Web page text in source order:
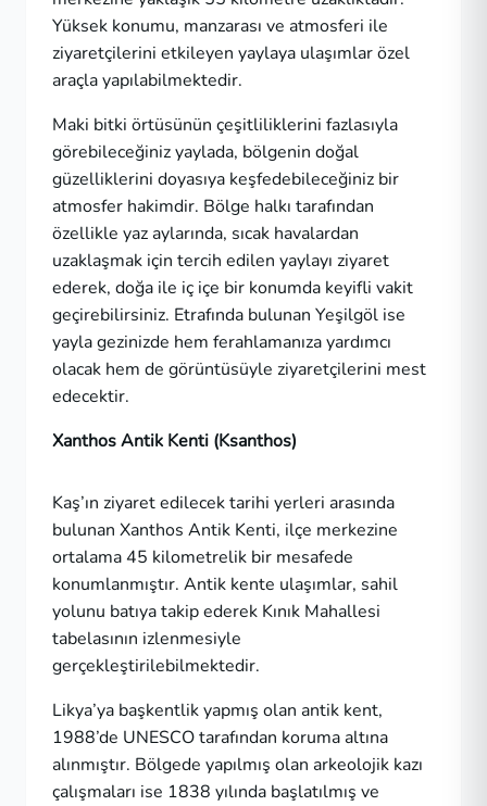
Yüksek konumu, manzarası ve atmosferi ile
ziyaretçilerini etkileyen yaylaya ulaşımlar özel
araçla yapılabilmektedir.
Maki bitki örtüsünün çeşitliliklerini fazlasıyla
görebileceğiniz yaylada, bölgenin doğal
güzelliklerini doyasıya keşfedebileceğiniz bir
atmosfer hakimdir. Bölge halkı tarafından
özellikle yaz aylarında, sıcak havalardan
uzaklaşmak için tercih edilen yaylayı ziyaret
ederek, doğa ile iç içe bir konumda keyifli vakit
geçirebilirsiniz. Etrafında bulunan Yeşilgöl ise
yayla gezinizde hem ferahlamanıza yardımcı
olacak hem de görüntüsüyle ziyaretçilerini mest
edecektir.
Xanthos Antik Kenti (Ksanthos)
Kaş’ın ziyaret edilecek tarihi yerleri arasında
bulunan Xanthos Antik Kenti, ilçe merkezine
ortalama 45 kilometrelik bir mesafede
konumlanmıştır. Antik kente ulaşımlar, sahil
yolunu batıya takip ederek Kınık Mahallesi
tabelasının izlenmesiyle
gerçekleştirilebilmektedir.
Likya’ya başkentlik yapmış olan antik kent,
1988’de UNESCO tarafından koruma altına
alınmıştır. Bölgede yapılmış olan arkeolojik kazı
çalışmaları ise 1838 yılında başlatılmış ve